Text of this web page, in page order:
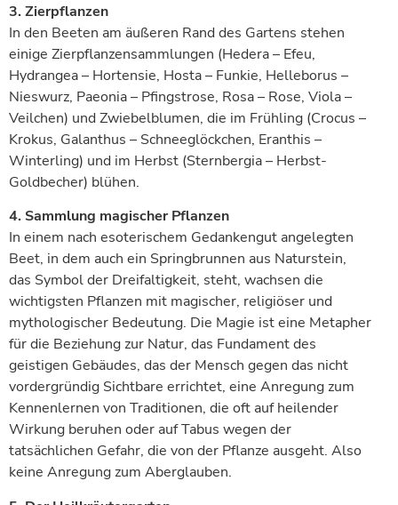
3. Zierpflanzen
In den Beeten am äußeren Rand des Gartens stehen
einige Zierpflanzensammlungen (Hedera – Efeu,
Hydrangea – Hortensie, Hosta – Funkie, Helleborus –
Nieswurz, Paeonia – Pfingstrose, Rosa – Rose, Viola –
Veilchen) und Zwiebelblumen, die im Frühling (Crocus –
Krokus, Galanthus – Schneeglöckchen, Eranthis –
Winterling) und im Herbst (Sternbergia – Herbst-
Goldbecher) blühen.
4. Sammlung magischer Pflanzen
In einem nach esoterischem Gedankengut angelegten
Beet, in dem auch ein Springbrunnen aus Naturstein,
das Symbol der Dreifaltigkeit, steht, wachsen die
wichtigsten Pflanzen mit magischer, religiöser und
mythologischer Bedeutung. Die Magie ist eine Metapher
für die Beziehung zur Natur, das Fundament des
geistigen Gebäudes, das der Mensch gegen das nicht
vordergründig Sichtbare errichtet, eine Anregung zum
Kennenlernen von Traditionen, die oft auf heilender
Wirkung beruhen oder auf Tabus wegen der
tatsächlichen Gefahr, die von der Pflanze ausgeht. Also
keine Anregung zum Aberglauben.